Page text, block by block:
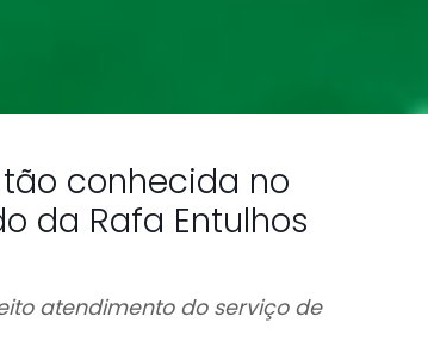
conhecida no
da Rafa Entulhos
atendimento do serviço de